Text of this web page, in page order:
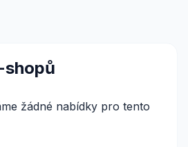
shopů
žádné nabídky pro tento